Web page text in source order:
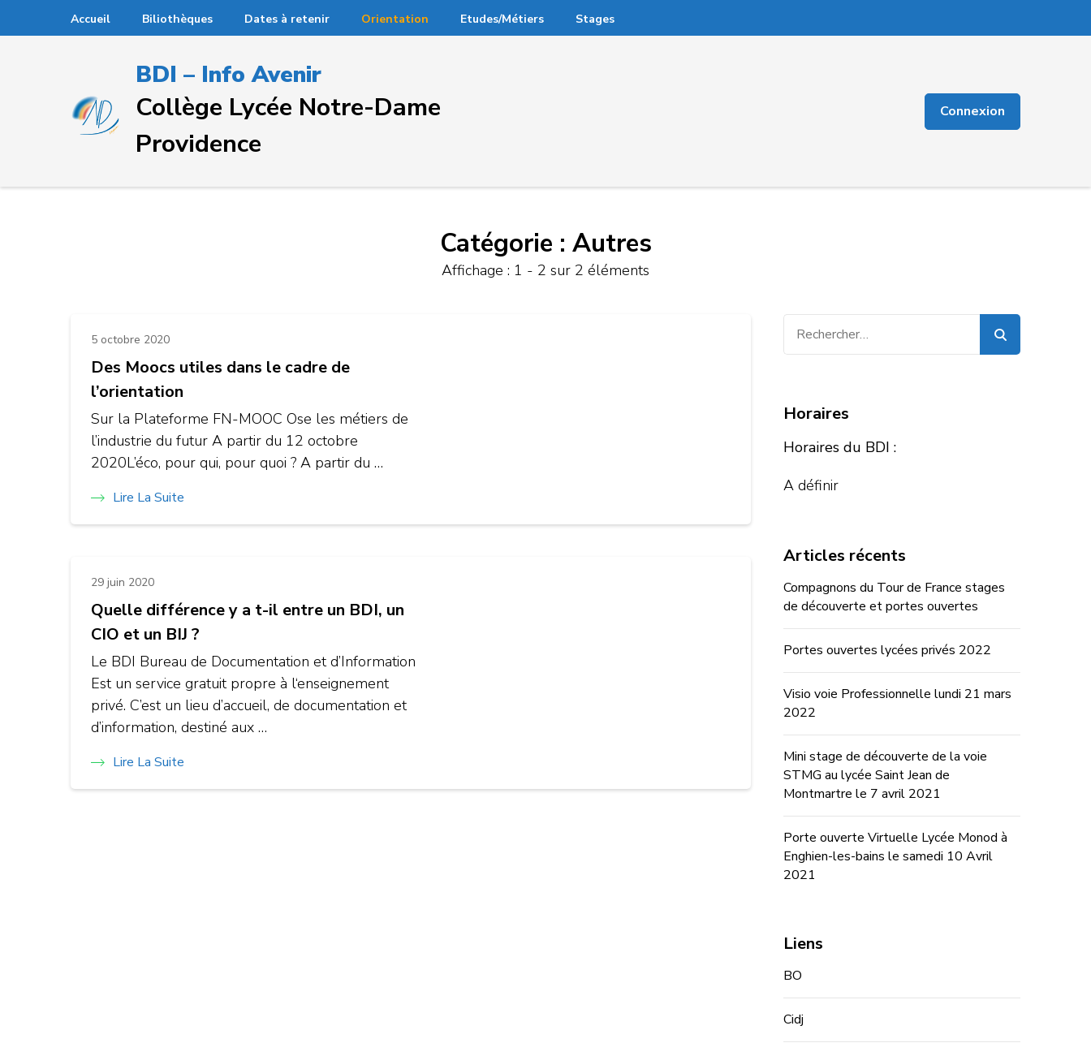
au
Accueil Biliothèques Dates à retenir Orientation Etudes/Métiers Stages
BDI – Info Avenir
Collège Lycée Notre-Dame
Providence
Connexion
Catégorie : Autres
Affichage : 1 - 2 sur 2 éléments
5 octobre 2020
Des Moocs utiles dans le cadre de
l’orientation
Sur la Plateforme FN-MOOC Ose les métiers de
l’industrie du futur A partir du 12 octobre
2020L’éco, pour qui, pour quoi ? A partir du …
Lire La Suite
29 juin 2020
Quelle différence y a t-il entre un BDI, un
CIO et un BIJ ?
Le BDI Bureau de Documentation et d’Information
Est un service gratuit propre à l‘enseignement
privé. C’est un lieu d’accueil, de documentation et
d’information, destiné aux …
Lire La Suite
Horaires
Horaires du BDI :
A définir
Articles récents
Compagnons du Tour de France stages
de découverte et portes ouvertes
Portes ouvertes lycées privés 2022
Visio voie Professionnelle lundi 21 mars
2022
Mini stage de découverte de la voie
STMG au lycée Saint Jean de
Montmartre le 7 avril 2021
Porte ouverte Virtuelle Lycée Monod à
Enghien-les-bains le samedi 10 Avril
2021
Liens
BO
Cidj